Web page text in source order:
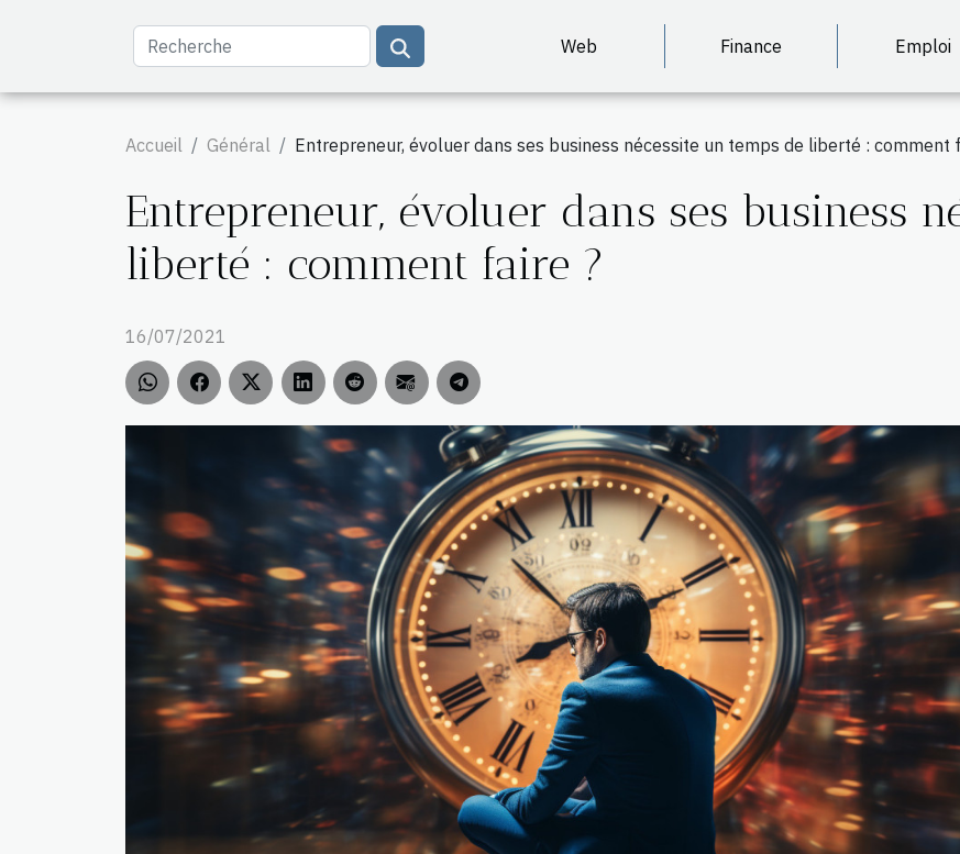
Web Finance Emploi
Accueil Général Entrepreneur, évoluer dans ses business nécessite un temps de liberté : comment
Entrepreneur, évoluer dans ses business
liberté : comment faire ?
16/07/2021